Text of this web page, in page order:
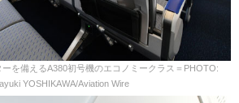
を備えるA380初号機のエコノミークラス＝PHOTO:
YOSHIKAWA/Aviation Wire